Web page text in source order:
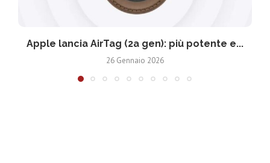
Apple lancia AirTag (2a gen): più potente e...
26 Gennaio 2026